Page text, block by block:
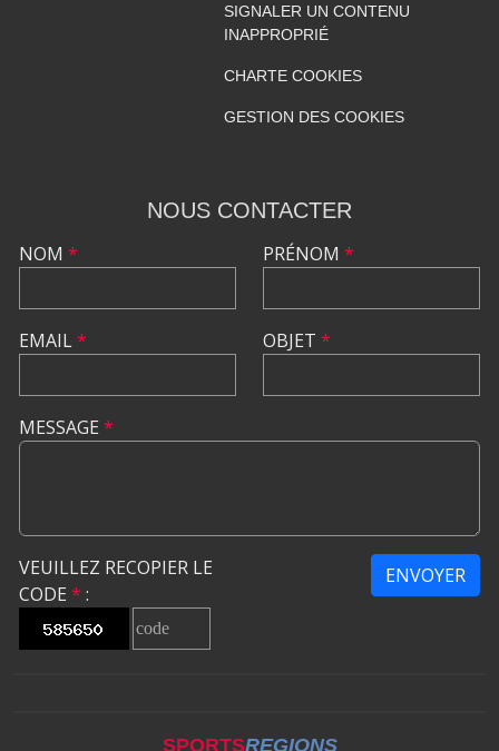
SIGNALER UN CONTENU
INAPPROPRIÉ
CHARTE COOKIES
GESTION DES COOKIES
NOUS CONTACTER
NOM *
EMAIL*
PRÉNOM *
OBJET *
MESSAGE *
VEUILLEZ RECOPIER LE
CODE * :
ENVOYER
SPORTSREGIONS